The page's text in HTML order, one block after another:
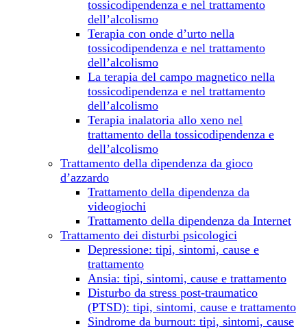
tossicodipendenza e nel trattamento
dell’alcolismo
Terapia con onde d’urto nella
tossicodipendenza e nel trattamento
dell’alcolismo
La terapia del campo magnetico nella
tossicodipendenza e nel trattamento
dell’alcolismo
Terapia inalatoria allo xeno nel
trattamento della tossicodipendenza e
dell’alcolismo
Trattamento della dipendenza da gioco
d’azzardo
Trattamento della dipendenza da
videogiochi
Trattamento della dipendenza da Internet
Trattamento dei disturbi psicologici
Depressione: tipi, sintomi, cause e
trattamento
Ansia: tipi, sintomi, cause e trattamento
Disturbo da stress post-traumatico
(PTSD): tipi, sintomi, cause e trattamento
Sindrome da burnout: tipi, sintomi, cause